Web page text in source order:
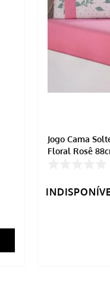
Jogo Cama
Floral Rosê